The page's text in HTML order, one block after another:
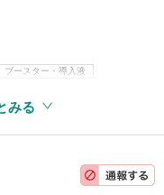
ブースター・導入液
みる